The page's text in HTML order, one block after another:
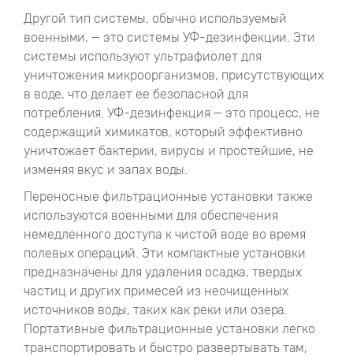
Другой тип системы, обычно используемый
военными, — это системы УФ-дезинфекции. Эти
системы используют ультрафиолет для
уничтожения микроорганизмов, присутствующих
в воде, что делает ее безопасной для
потребления. УФ-дезинфекция — это процесс, не
содержащий химикатов, который эффективно
уничтожает бактерии, вирусы и простейшие, не
изменяя вкус и запах воды.
Переносные фильтрационные установки также
используются военными для обеспечения
немедленного доступа к чистой воде во время
полевых операций. Эти компактные установки
предназначены для удаления осадка, твердых
частиц и других примесей из неочищенных
источников воды, таких как реки или озера.
Портативные фильтрационные установки легко
транспортировать и быстро развертывать там,